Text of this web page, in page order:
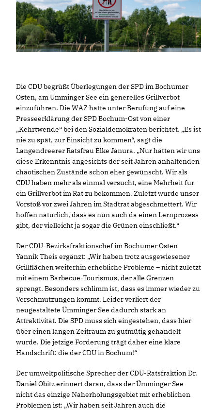
Die CDU begrüßt Überlegungen der SPD im Bochumer
Osten, am Ümminger See ein generelles Grillverbot
einzuführen. Die WAZ hatte unter Berufung auf eine
Presseerklärung der SPD Bochum-Ost von einer
Kehrtwende“ bei den Sozialdemokraten berichtet. „Es ist
nie zu spät, zur Einsicht zu kommen“, sagt die
Langendreerer Ratsfrau Elke Janura. „Nur hätten wir uns
diese Erkenntnis angesichts der seit Jahren anhaltenden
chaotischen Zustände schon eher gewünscht. Wir als
CDU haben mehr als einmal versucht, eine Mehrheit für
ein Grillverbot im Rat zu bekommen. Zuletzt wurde unser
Vorstoß vor zwei Jahren im Stadtrat abgeschmettert. Wir
hoffen natürlich, dass es nun auch da einen Lernprozess
gibt, der vielleicht ja sogar die Grünen einschließt.“
Der CDU-Bezirksfraktionschef im Bochumer Osten
Yannik Theis ergänzt: „Wir haben trotz ausgewiesener
Grillflächen weiterhin erhebliche Probleme – nicht zuletzt
mit einem Barbecue-Tourismus, der alle Grenzen
sprengt. Besonders schlimm ist, dass es immer wieder zu
Verschmutzungen kommt. Leider verliert der
neugestaltete Ümminger See dadurch stark an
Attraktivität. Die SPD muss sich eingestehen, dass hier
über einen langen Zeitraum zu gutmütig gehandelt
wurde. Die jetzige Forderung trägt daher eine klare
Handschrift: die der CDU in Bochum!“
Der umweltpolitische Sprecher der CDU-Ratsfraktion Dr.
Daniel Obitz erinnert daran, dass der Ümminger See
nicht das einzige Naherholungsgebiet mit erheblichen
Problemen ist: „Wir haben seit Jahren auch die